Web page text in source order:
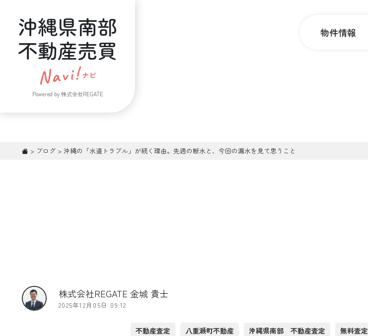
沖縄県南部
不動産売買
Powered by 株式会社REGATE
物件情報
> ブログ > 沖縄の「水道トラブル」が続く理由。先週の断水と、今回の漏水を見て思うこと
株式会社REGATE 金城 貴士
2025年12月05日 09:12
不動産査定 八重瀬町不動産 沖縄県南部 不動産査定 無料査定